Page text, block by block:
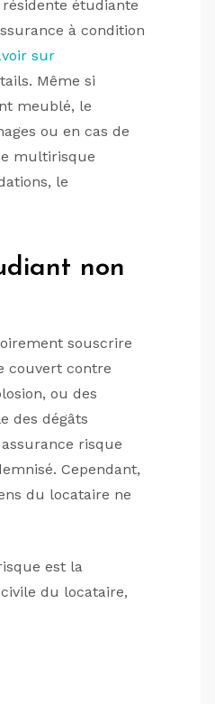
étudiante
à condition
sur
Même si
meublé, le
ou en cas de
multirisque
le
non
souscrire
couvert contre
ou des
des dégâts
risque
Cependant,
du locataire ne
est la
du locataire,